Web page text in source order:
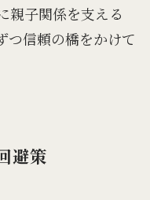
親子関係を支える
つ信頼の橋をかけて
避策